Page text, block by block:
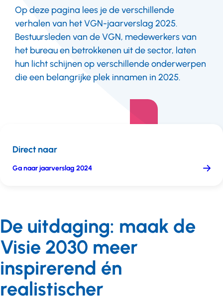
Op deze pagina lees je de verschillende
verhalen van het VGN-jaarverslag 2025.
Bestuursleden van de VGN, medewerkers van
het bureau en betrokkenen uit de sector, laten
hun licht schijnen op verschillende onderwerpen
die een belangrijke plek innamen in 2025.
Direct naar
Ga naar jaarverslag 2024
De uitdaging: maak de
Visie 2030 meer
inspirerend én
realistischer